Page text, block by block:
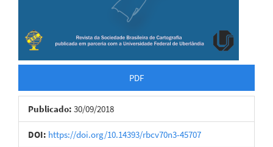
PDF
Publicado: 30/09/2018
DOI: https://doi.org/10.14393/rbcv70n3-45707